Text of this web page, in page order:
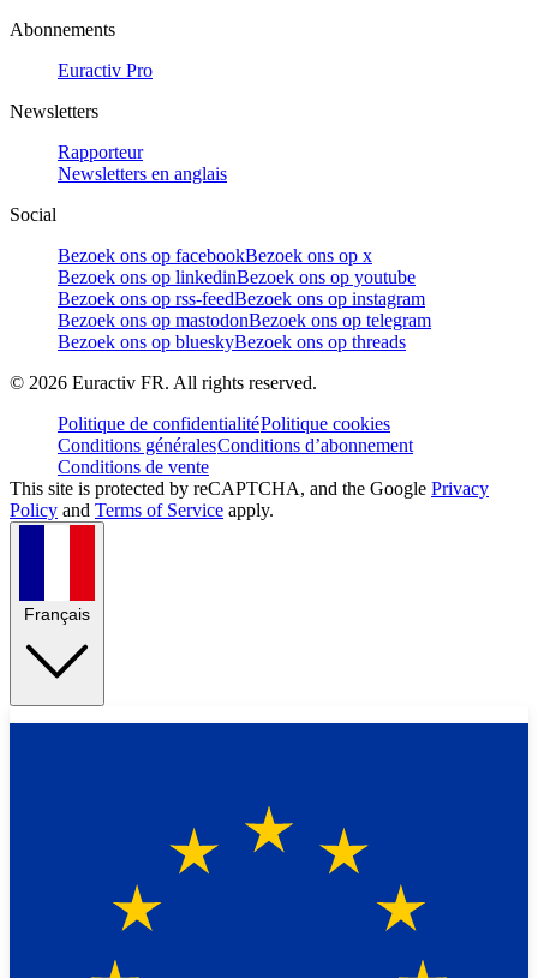
Abonnements
Euractiv Pro
Newsletters
Rapporteur
Newsletters en anglais
Social
Bezoek ons op facebookBezoek ons op x
Bezoek ons op linkedinBezoek ons op youtube
Bezoek ons op rss-feedBezoek ons op instagram
Bezoek ons op mastodonBezoek ons op telegram
Bezoek ons op blueskyBezoek ons op threads
© 2026 Euractiv FR. All rights reserved.
Politique de confidentialitéPolitique cookies
Conditions généralesConditions d’abonnement
Conditions de vente
This site is protected by reCAPTCHA, and the Google Privacy
Policy and Terms of Service apply.
Français